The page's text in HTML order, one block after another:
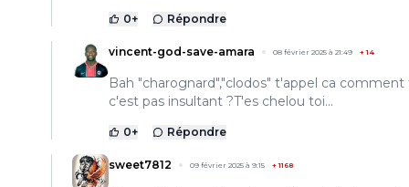
0+ Répondre
vincent-god-save-amara 08 février 2025 à 21:49 +14
Bah "charognard","clodos" t'appel ca comment
c'est pas insultant ?T'es chelou toi...
0+ Répondre
sweet7812 09 février 2025 à 9:15 +1168